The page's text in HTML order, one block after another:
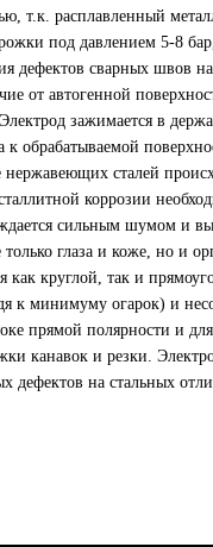
т.к. расплавленный
под давлением 5-8
дефектов сварных швов
от автогенной
зажимается в
обрабатываемой
сталей
коррозии
сильным шумом и
глаза и коже, но и
круглой, так и
к минимуму огарок) и
прямой полярности и
канавок и резки.
дефектов на стальных